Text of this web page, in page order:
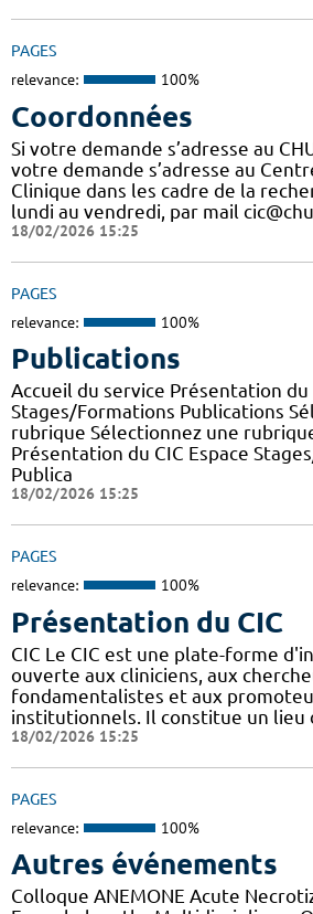
PAGES
relevance: 100%
Coordonnées
Si votre demande s’adresse au
votre demande s’adresse au
Clinique dans les cadre de la
lundi au vendredi, par mail
18/02/2026 15:25
PAGES
relevance: 100%
Publications
Accueil du service Présentation du
Stages/Formations Publications
rubrique Sélectionnez une
Présentation du CIC Espace
Publica
18/02/2026 15:25
PAGES
relevance: 100%
Présentation du CIC
CIC Le CIC est une plate-forme
ouverte aux cliniciens, aux
fondamentalistes et aux
institutionnels. Il constitue un lieu
18/02/2026 15:25
PAGES
relevance: 100%
Autres événements
Colloque ANEMONE Acute